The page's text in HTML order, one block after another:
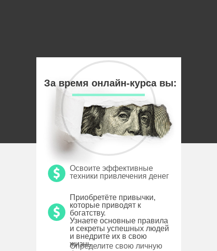
За время онлайн-курса вы:
Освоите эффективные
техники привлечения денег
Приобретёте привычки,
которые приводят к
богатству.
Узнаете основные правила
и секреты успешных людей
и внедрите их в свою
жизнь.
Определите свою личную